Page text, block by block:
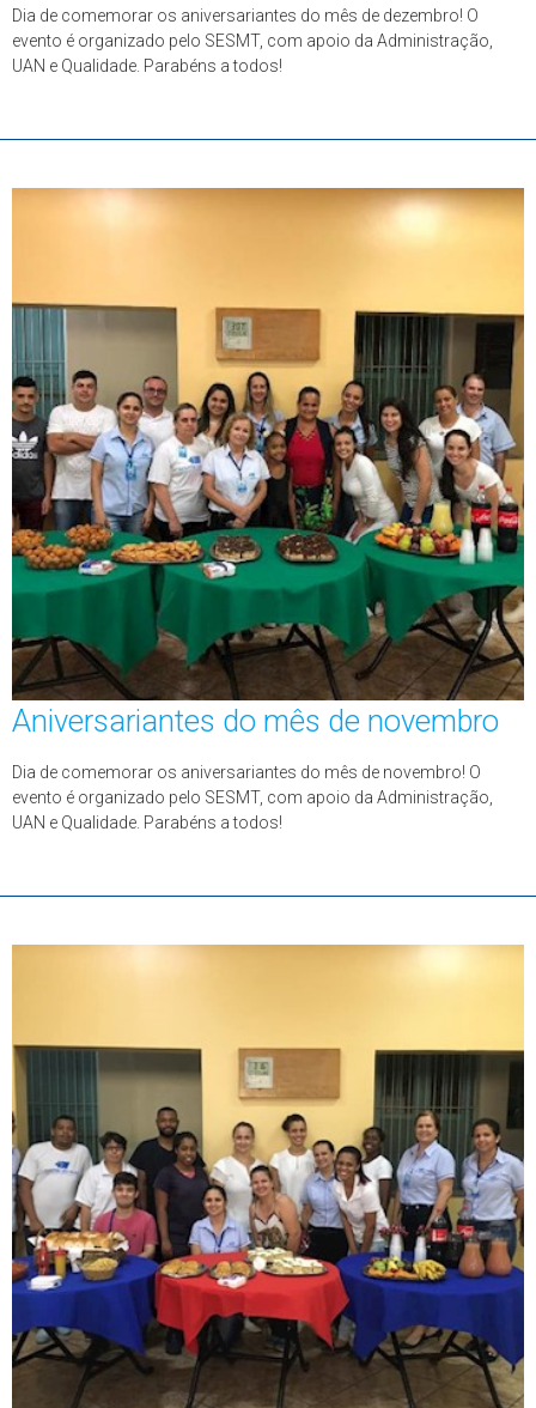
Dia de comemorar os aniversariantes do mês de dezembro! O
evento é organizado pelo SESMT, com apoio da Administração,
UAN e Qualidade. Parabéns a todos!
Aniversariantes do mês de novembro
Dia de comemorar os aniversariantes do mês de novembro! O
evento é organizado pelo SESMT, com apoio da Administração,
UAN e Qualidade. Parabéns a todos!